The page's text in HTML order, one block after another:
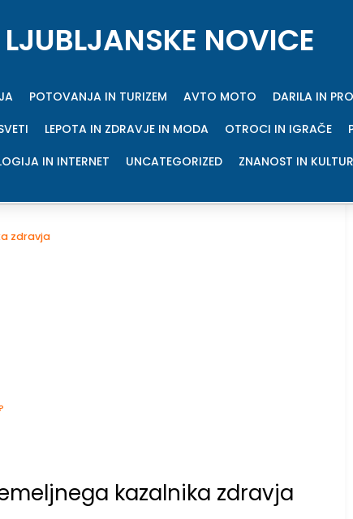
LJUBLJANSKE NOVICE
POTOVANJA IN TURIZEM AVTO MOTO DARILA IN
LEPOTA IN ZDRAVJE IN MODA OTROCI IN IGRAČE
IN INTERNET
UNCATEGORIZED ZNANOST IN
zdravja
kazalnika zdravja